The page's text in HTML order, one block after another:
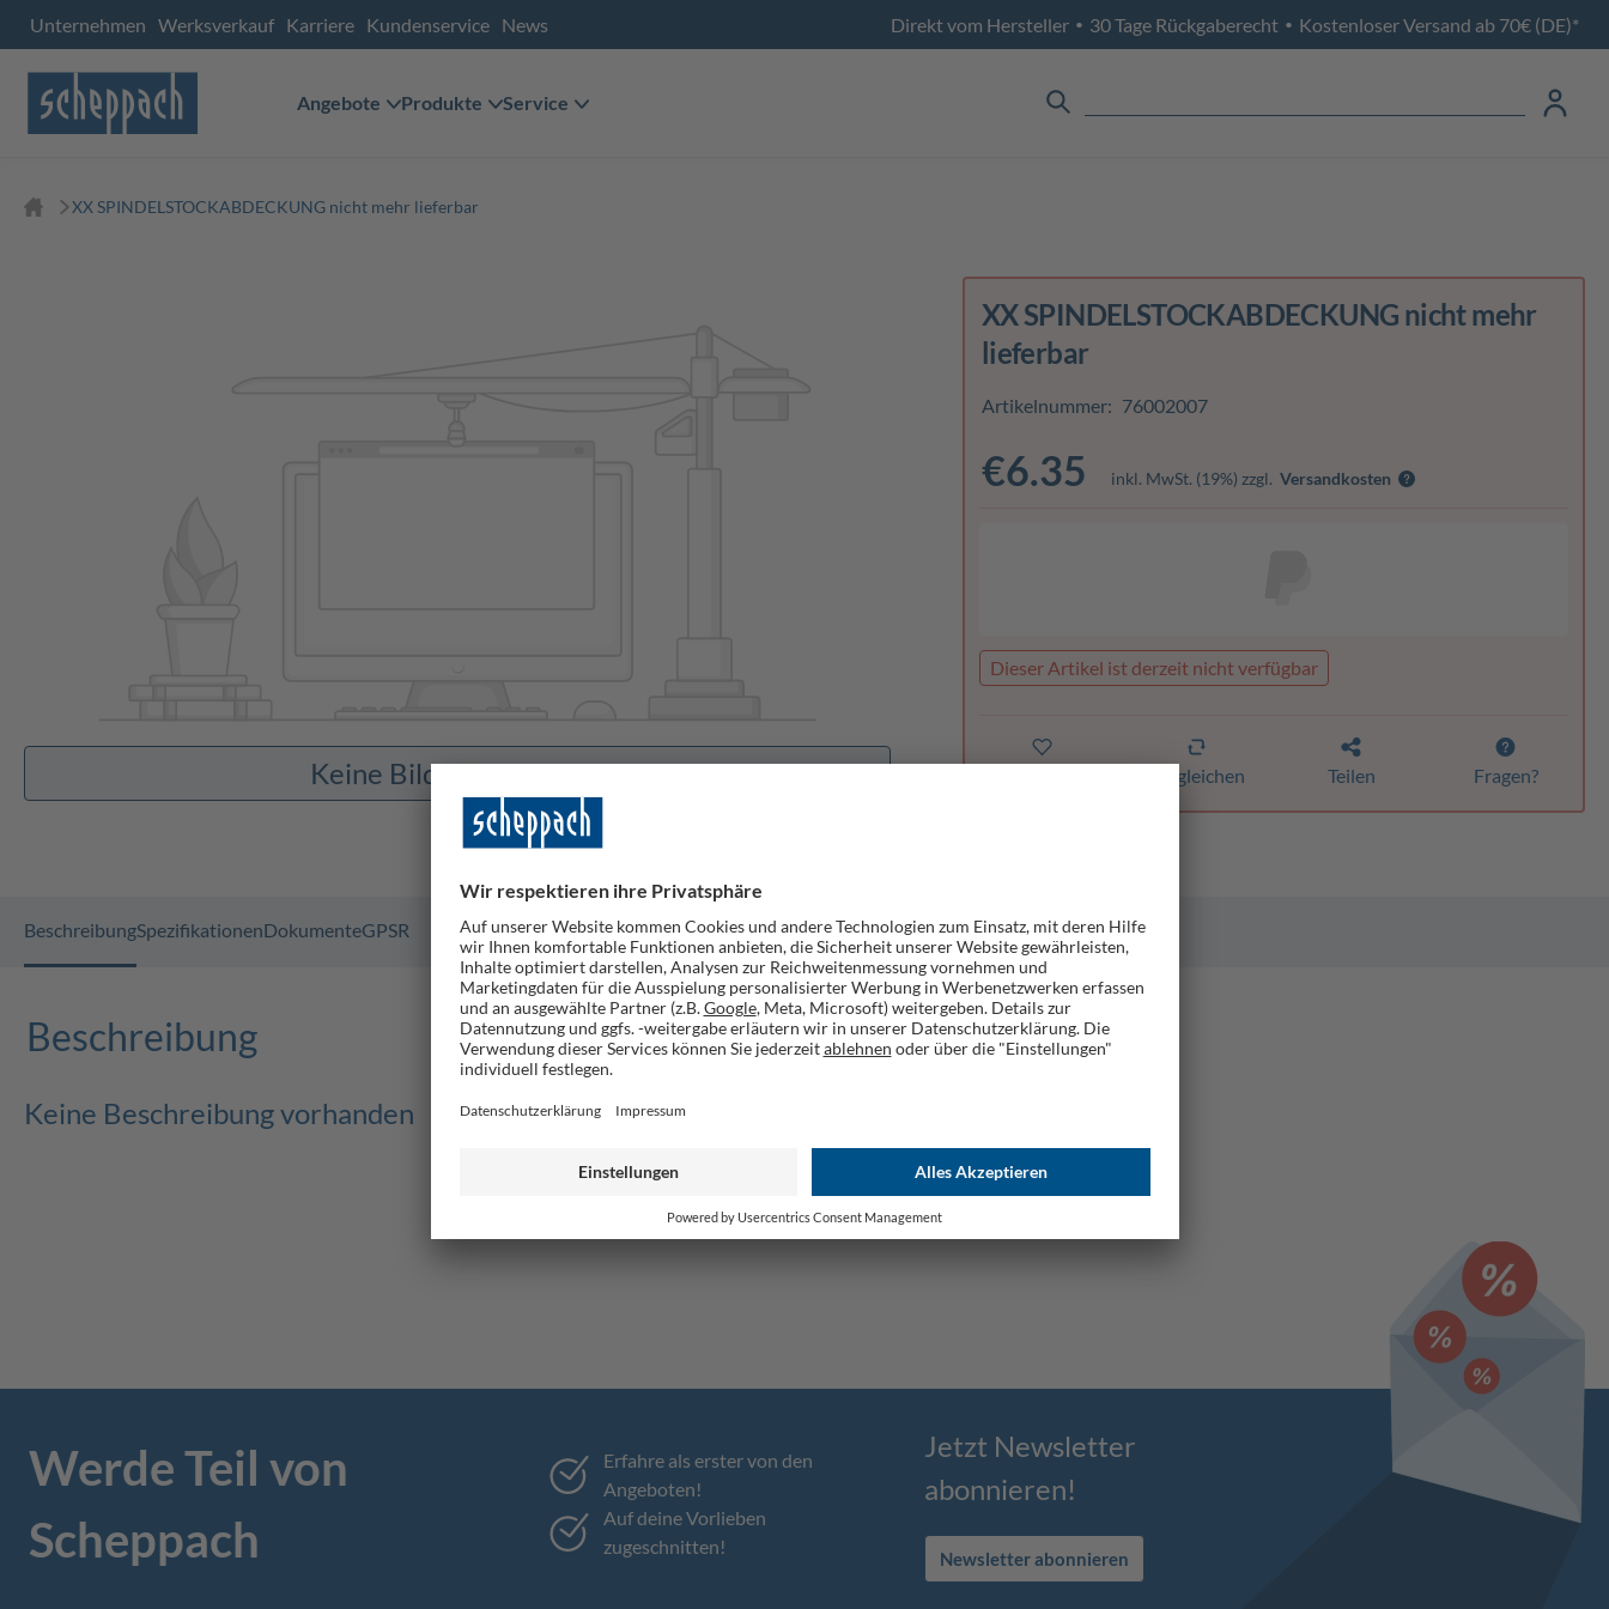
Unternehmen Werksverkauf Karriere Kundenservice News Direkt vom Hersteller • 30 Tage Rückgaberecht • Kostenloser Versand ab 70€ (DE)*
Angebote Produkte Service
XX SPINDELSTOCKABDECKUNG nicht mehr lieferbar
Keine Bilder vorhanden
XX SPINDELSTOCKABDECKUNG nicht mehr
lieferbar
Artikelnummer: 76002007
€6.35 inkl. MwSt. (19%) zzgl. Versandkosten
Dieser Artikel ist derzeit nicht verfügbar
Vergleichen Teilen Fragen?
BeschreibungSpezifikationenDokumenteGPSR
Beschreibung
Keine Beschreibung vorhanden
Werde Teil von
Scheppach
Erfahre als erster von den
Angeboten!
Auf deine Vorlieben
zugeschnitten!
Jetzt Newsletter
abonnieren!
Newsletter abonnieren